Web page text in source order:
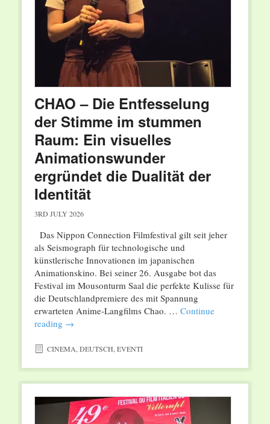
CHAO – Die Entfesselung
der Stimme im stummen
Raum: Ein visuelles
Animationswunder
ergründet die Dualität der
Identität
3RD JULY 2026
Das Nippon Connection Filmfestival gilt seit jeher
als Seismograph für technologische und
künstlerische Innovationen im japanischen
Animationskino. Bei seiner 26. Ausgabe bot das
Festival im Mousonturm Saal die perfekte Kulisse für
die Deutschlandpremiere des mit Spannung
erwarteten Anime-Langfilms Chao. … Continue
reading →
CINEMA DEUTSCH EVENTI